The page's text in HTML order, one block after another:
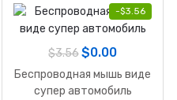
-$3.56
$3.56 $0.00
Беспроводная мышь виде
супер автомобиль